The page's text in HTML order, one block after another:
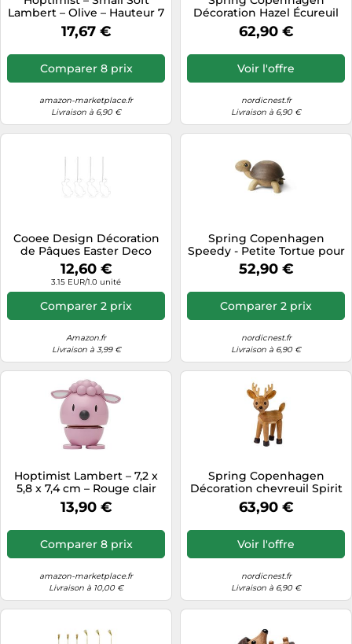
Lambert – Olive – Hauteur 7
cm, diamètre 5 cm
17,67 €
Comparer 8 prix
amazon-marketplace.fr
Livraison à 6,90 €
Décoration Hazel Écureuil
11.5 cm Chêne
62,90 €
Voir l'offre
nordicnest.fr
Livraison à 6,90 €
Cooee Design Décoration
de Pâques Easter Deco
lièvre Lot de 4 White
12,60 €
3.15 EUR/1.0 unité
Comparer 2 prix
Amazon.fr
Livraison à 3,99 €
Spring Copenhagen
Speedy - Petite Tortue pour
bébé en Bois - Chresten
Sommer
52,90 €
Comparer 2 prix
nordicnest.fr
Livraison à 6,90 €
Hoptimist Lambert – 7,2 x
5,8 x 7,4 cm – Rouge clair
13,90 €
Comparer 8 prix
amazon-marketplace.fr
Livraison à 10,00 €
Spring Copenhagen
Décoration chevreuil Spirit
Chêne-érable
63,90 €
Voir l'offre
nordicnest.fr
Livraison à 6,90 €